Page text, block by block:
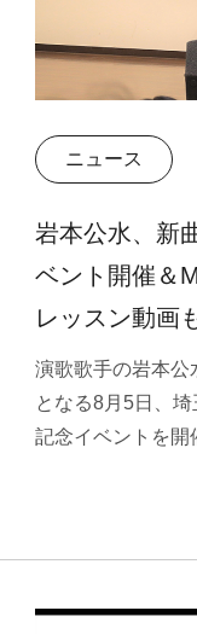
ニュース
岩本公水、新
ベント開催＆
レッスン動画
演歌歌手の岩本公
となる8月5日、
記念イベントを